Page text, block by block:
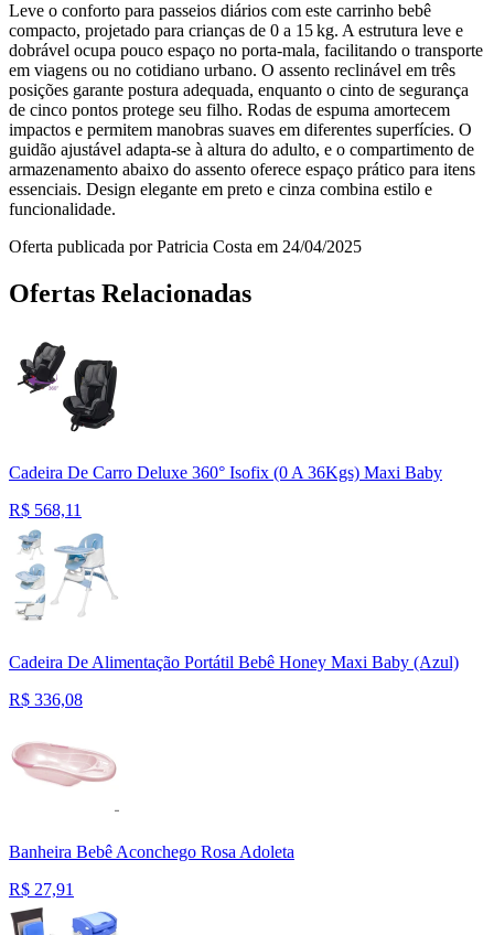
Leve o conforto para passeios diários com este carrinho bebê
compacto, projetado para crianças de 0 a 15 kg. A estrutura leve e
dobrável ocupa pouco espaço no porta‑mala, facilitando o transporte
em viagens ou no cotidiano urbano. O assento reclinável em três
posições garante postura adequada, enquanto o cinto de segurança
de cinco pontos protege seu filho. Rodas de espuma amortecem
impactos e permitem manobras suaves em diferentes superfícies. O
guidão ajustável adapta-se à altura do adulto, e o compartimento de
armazenamento abaixo do assento oferece espaço prático para itens
essenciais. Design elegante em preto e cinza combina estilo e
funcionalidade.
Oferta publicada por Patricia Costa em 24/04/2025
Ofertas Relacionadas
Cadeira De Carro Deluxe 360° Isofix (0 A 36Kgs) Maxi Baby
R$ 568,11
Cadeira De Alimentação Portátil Bebê Honey Maxi Baby (Azul)
R$ 336,08
Banheira Bebê Aconchego Rosa Adoleta
R$ 27,91